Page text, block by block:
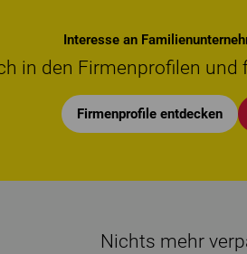
Interesse an
in den Firmenprofilen und
Firmenprofile entdecken
Nichts mehr